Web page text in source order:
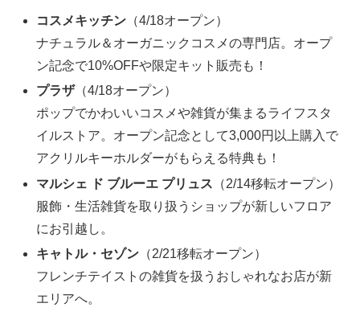
コスメキッチン （4/18オープン）
ナチュラル＆オーガニックコスメの専門店。オープ
ン記念で10%OFFや限定キット販売も！
プラザ（4/18オープン）
ポップでかわいいコスメや雑貨が集まるライフスタ
イルストア。オープン記念として3,000円以上購入で
アクリルキーホルダーがもらえる特典も！
マルシェ ド ブルーエ プリュス （2/14移転オープン）
服飾・生活雑貨を取り扱うショップが新しいフロア
にお引越し。
キャトル・セゾン （2/21移転オープン）
フレンチテイストの雑貨を扱うおしゃれなお店が新
エリアへ。